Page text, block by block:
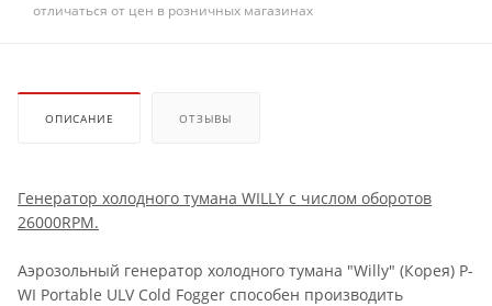
отличаться от цен в розничных магазинах
ОПИСАНИЕ ОТЗЫВЫ
Генератор холодного тумана WILLY c числом оборотов
26000RPM.
Аэрозольный генератор холодного тумана "Willy" (Корея) P-
WI Portable ULV Cold Fogger способен производить